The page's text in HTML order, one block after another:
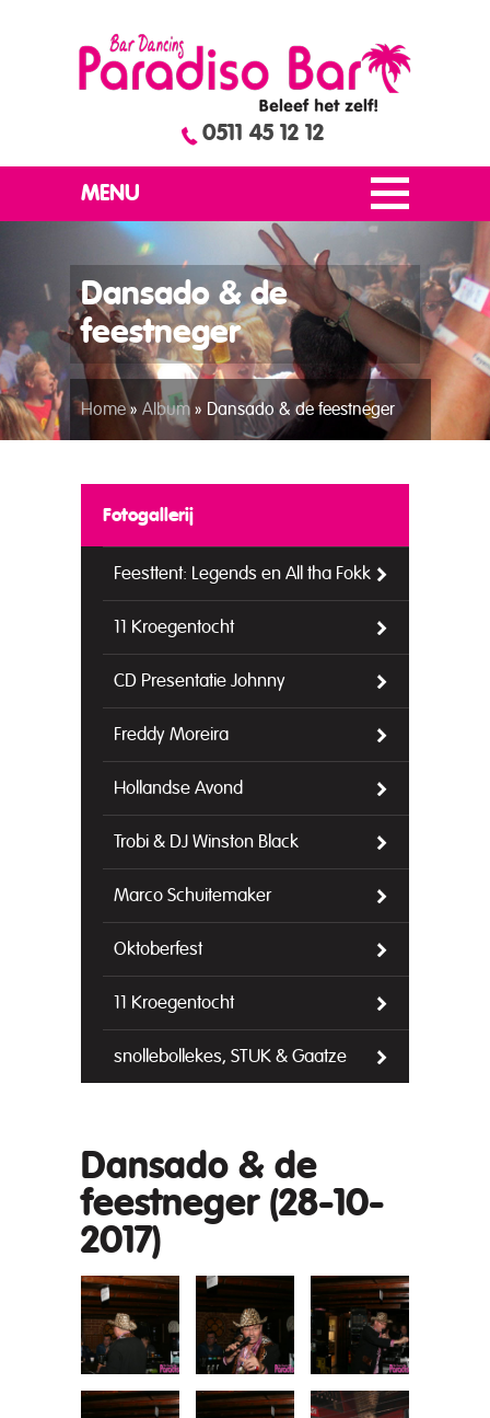
0511 45 12 12
MENU
Dansado & de
feestneger
Home» Album » Dansado & de feestneger
Fotogallerij
Feesttent: Legends en All tha Fokk
11 Kroegentocht
CD Presentatie Johnny
Freddy Moreira
Hollandse Avond
Trobi & DJ Winston Black
Marco Schuitemaker
Oktoberfest
11 Kroegentocht
snollebollekes, STUK & Gaatze
Dansado & de
feestneger (28-10-
2017)